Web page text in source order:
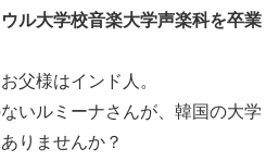
ル大学校音楽大学声楽科を卒業
父様はインド人。
いルミーナさんが、韓国の大学
りませんか？